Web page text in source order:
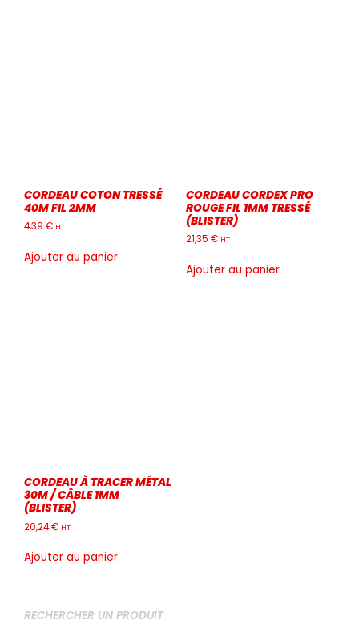
produit
CORDEAU COTON TRESSÉ
40M FIL 2MM
4,39 € HT
Ajouter au panier
CORDEAU CORDEX PRO
ROUGE FIL 1MM TRESSÉ
(BLISTER)
21,35 € HT
Ajouter au panier
CORDEAU À TRACER MÉTAL
30M / CÂBLE 1MM
(BLISTER)
20,24€ HT
Ajouter au panier
RECHERCHER UN PRODUIT